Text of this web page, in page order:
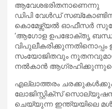
ആവേശഭരിതനാണെന്നു
ഡിപി വേള്‍ഡ്
കൊമേഴ്സ്യല്‍ ഓഫീസര്‍
‘ആഗോള ഉപഭോക്തൃ
സംയോജിതവും
നല്‍കാന്‍
എല്ലാത്തരം
ലോജിസ്റ്റിക്‌സ്
ചെയ്യുന്ന ഇന്ത്യയിലെ